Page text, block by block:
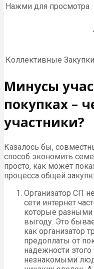
Нажми для просмотра
Коллективные
Минусы
покупках –
участники?
Казалось бы,
способ экономить
просто, как может
процесса общей
Организатор СП
сети интернет
которые разными
выгоду. Это
как организатор
предоплаты от
надежности
незнакомыми